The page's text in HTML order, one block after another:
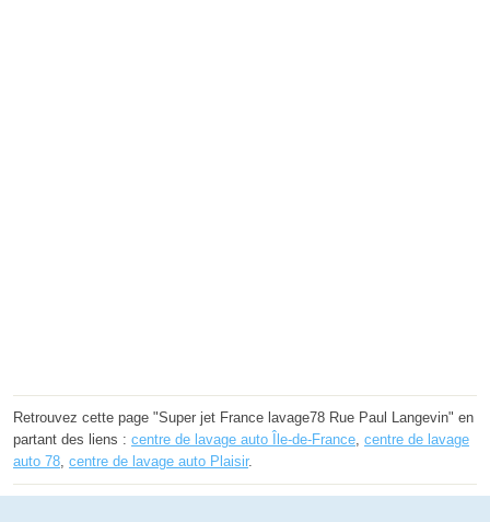
Retrouvez cette page "Super jet France lavage78 Rue Paul Langevin" en
partant des liens : centre de lavage auto Île-de-France centre de lavage
auto 78 centre de lavage auto Plaisir.